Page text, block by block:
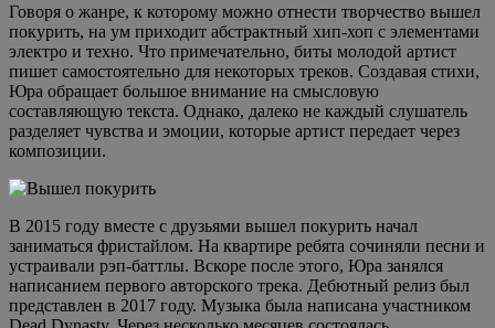
Говоря о жанре, к которому можно отнести творчество вышел
покурить, на ум приходит абстрактный хип-хоп с элементами
электро и техно. Что примечательно, биты молодой артист
пишет самостоятельно для некоторых треков. Создавая стихи,
Юра обращает большое внимание на смысловую
составляющую текста. Однако, далеко не каждый слушатель
разделяет чувства и эмоции, которые артист передает через
композиции.
В 2015 году вместе с друзьями вышел покурить начал
заниматься фристайлом. На квартире ребята сочиняли песни и
устраивали рэп-баттлы. Вскоре после этого, Юра занялся
написанием первого авторского трека. Дебютный релиз был
представлен в 2017 году. Музыка была написана участником